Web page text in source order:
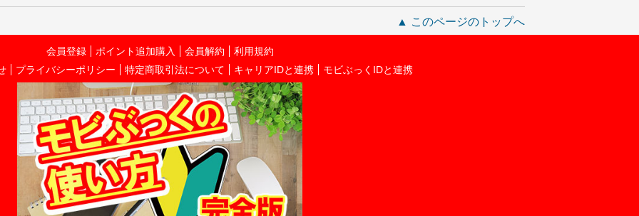
▲ このページのトップへ
会員登録 ポイント追加購入 会員解約
利用規約
プライバシーポリシー 特定商取引法について キャリアIDと連携 モビぶっくIDと連携